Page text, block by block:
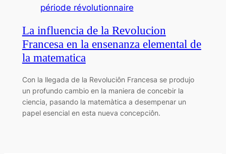
période révolutionnaire
La influencia de la Revolucion
Francesa en la ensenanza elemental de
la matematica
Con la llegada de la Revoluciôn Francesa se produjo
un profundo cambio en la maniera de concebir la
ciencia, pasando la matemàtica a desempenar un
papel esencial en esta nueva concepciôn.